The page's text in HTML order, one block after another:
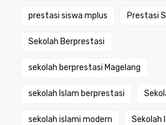
prestasi siswa mplus Prestasi
Sekolah Berprestasi
sekolah berprestasi Magelang
sekolah Islam berprestasi
sekolah islami modern Sekolah